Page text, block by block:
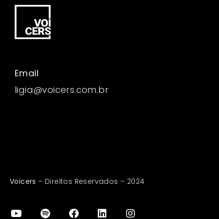
Email
ligia@voicers.com.br
Voicers – Direitos Reservados – 2024